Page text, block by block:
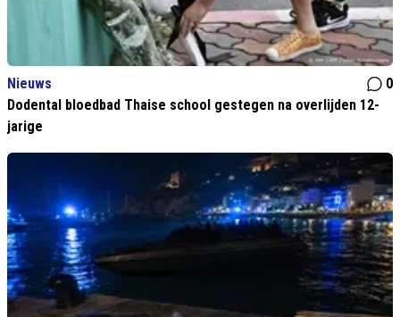
Nieuws
0
Dodental bloedbad Thaise school gestegen na overlijden 12-
jarige